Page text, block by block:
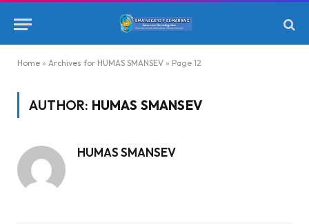
Home » Archives for HUMAS SMANSEV » Page 12
AUTHOR: HUMAS SMANSEV
HUMAS SMANSEV